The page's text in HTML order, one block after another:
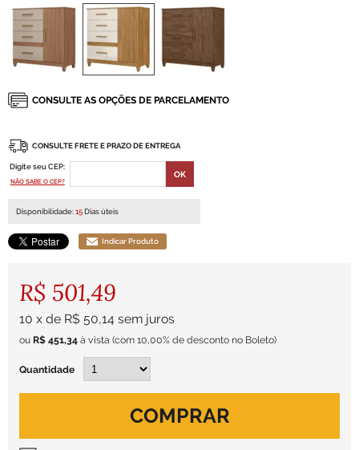
CONSULTE FRETE E PRAZO DE ENTREGA
Digite seu CEP:
NÃO SABE O CEP?
Disponibilidade: 15 Dias úteis
Indicar Produto
R$ 501,49
10 x de R$ 50,14 sem juros
ou R$ 451,34 à vista (com 10,00% de desconto no Boleto)
Quantidade
COMPRAR